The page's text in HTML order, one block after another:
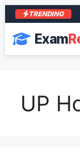
TRENDING
Exam
UP